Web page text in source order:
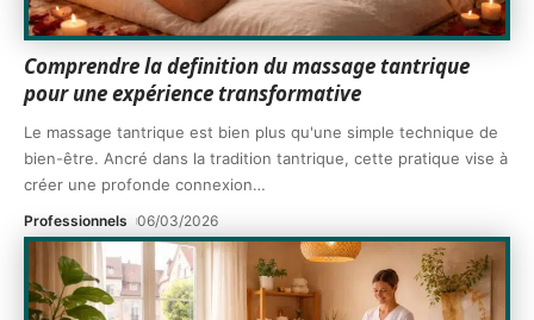
Comprendre la definition du massage tantrique
pour une expérience transformative
Le massage tantrique est bien plus qu'une simple technique de
bien-être. Ancré dans la tradition tantrique, cette pratique vise à
créer une profonde connexion…
Professionnels 06/03/2026